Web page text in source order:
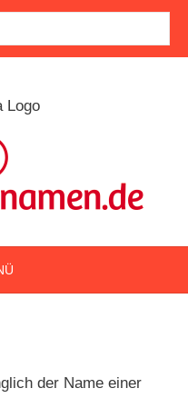
der Name einer